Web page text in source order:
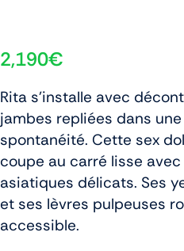
2,190€
Rita s’installe avec
jambes repliées dans
spontanéité. Cette sex
coupe au carré lisse
asiatiques délicats. Ses
et ses lèvres pulpeuses
accessible.